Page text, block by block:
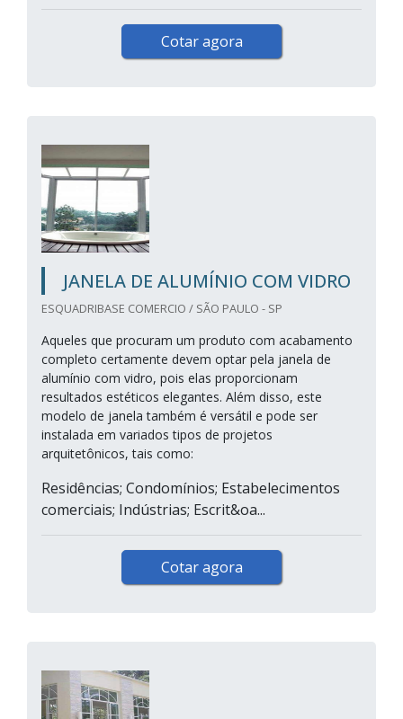
Cotar agora
JANELA DE ALUMÍNIO COM VIDRO
ESQUADRIBASE COMERCIO / SÃO PAULO - SP
Aqueles que procuram um produto com acabamento
completo certamente devem optar pela janela de
alumínio com vidro, pois elas proporcionam
resultados estéticos elegantes. Além disso, este
modelo de janela também é versátil e pode ser
instalada em variados tipos de projetos
arquitetônicos, tais como:
Residências; Condomínios; Estabelecimentos
comerciais; Indústrias; Escrit&oa...
Cotar agora